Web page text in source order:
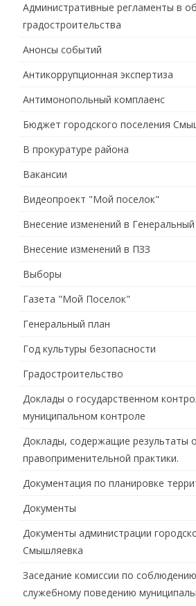
Административные регламенты в
градостроительства
Анонсы событий
Антикоррупционная экспертиза
Антимонопольный комплаенс
Бюджет городского поселения
В прокуратуре района
Вакансии
Видеопроект "Мой поселок"
Внесение изменений в
Внесение изменений в ПЗЗ
Выборы
Газета "Мой Поселок"
Генеральный план
Год культуры безопасности
Градостроительство
Доклады о государственном
муниципальном контроле
Доклады, содержащие результаты
правоприменительной практики.
Документация по планировке
Документы
Документы администрации
Смышляевка
Заседание комиссии по
служебному поведению